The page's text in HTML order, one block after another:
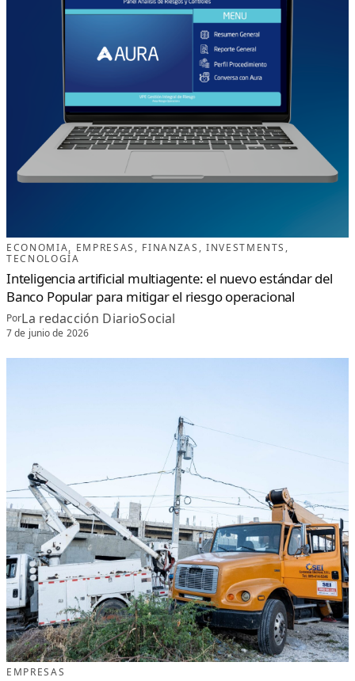
ECONOMIA, EMPRESAS , FINANZAS , INVESTMENTS
TECNOLOGÍA
Inteligencia artificial multiagente: el nuevo estándar del
Banco Popular para mitigar el riesgo operacional
PorLa redacción DiarioSocial
7 de junio de 2026
EMPRESAS